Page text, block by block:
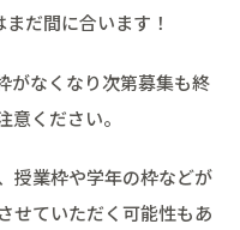
だ間に合います！
がなくなり次第募集も終
ください。
授業枠や学年の枠などが
させていただく可能性もあ